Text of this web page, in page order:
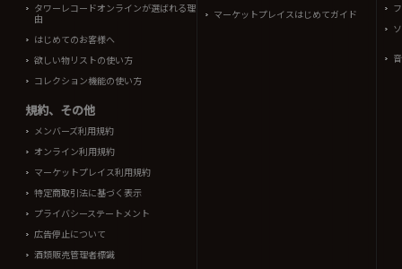
タワーレコードオンラインが選ばれる理
由
はじめてのお客様へ
欲しい物リストの使い方
コレクション機能の使い方
規約、その他
メンバーズ利用規約
オンライン利用規約
マーケットプレイス利用規約
特定商取引法に基づく表示
プライバシーステートメント
広告停止について
酒類販売管理者標識
マーケットプレイスはじめてガイド